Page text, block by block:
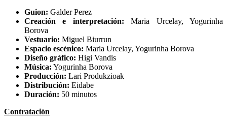
Guion: Galder Perez
Creación e interpretación: Maria Urcelay, Yogurinha
Borova
Vestuario: Miguel Biurrun
Espacio escénico: Maria Urcelay, Yogurinha Borova
Diseño gráfico: Higi Vandis
Música: Yogurinha Borova
Producción: Lari Produkzioak
Distribución: Eidabe
Duración: 50 minutos
Contratación